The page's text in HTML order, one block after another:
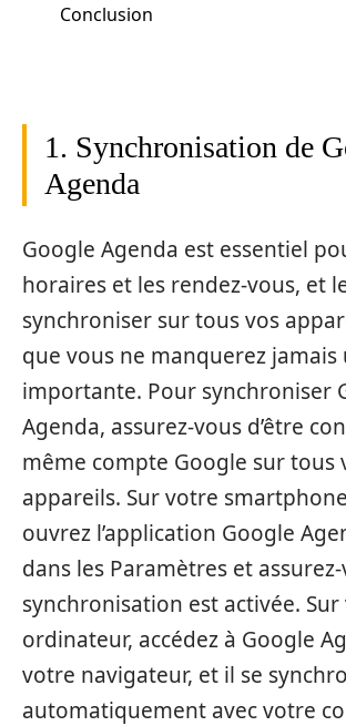
Conclusion
1. Synchronisation de
Agenda
Google Agenda est essentiel
horaires et les rendez-vous, et
synchroniser sur tous vos
que vous ne manquerez jamais
importante. Pour synchroniser
Agenda, assurez-vous d’être
même compte Google sur tous
appareils. Sur votre
ouvrez l’application Google
dans les Paramètres et
synchronisation est activée.
ordinateur, accédez à Google
votre navigateur, et il se
automatiquement avec votre